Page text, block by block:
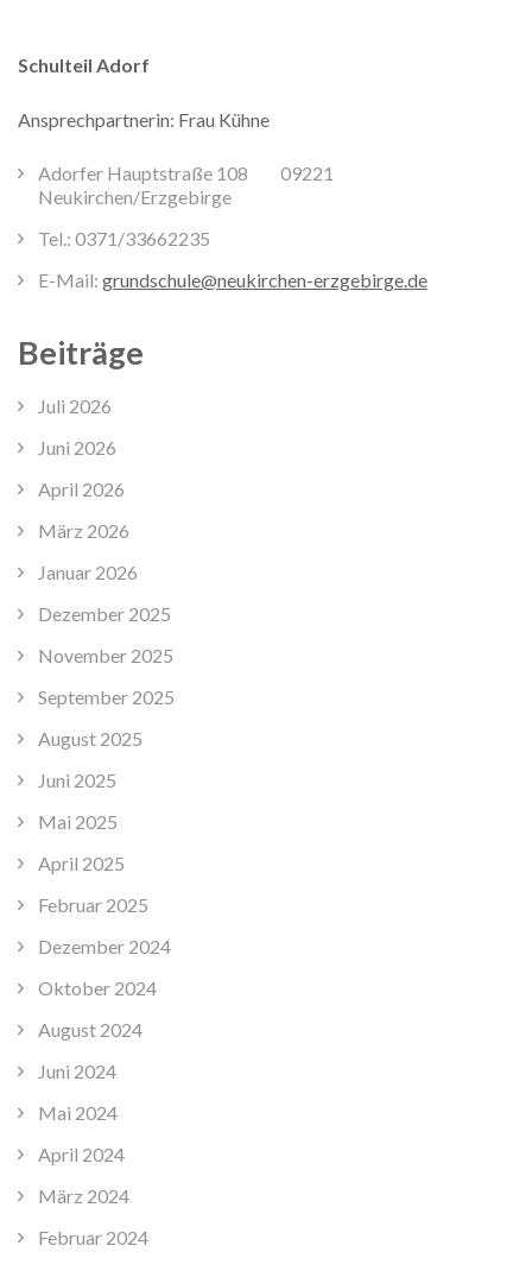
Schulteil Adorf
Ansprechpartnerin: Frau Kühne
Adorfer Hauptstraße 108 09221
Neukirchen/Erzgebirge
Tel.: 0371/33662235
E-Mail: grundschule@neukirchen-erzgebirge.de
Beiträge
Juli 2026
Juni 2026
April 2026
März 2026
Januar 2026
Dezember 2025
November 2025
September 2025
August 2025
Juni 2025
Mai 2025
April 2025
Februar 2025
Dezember 2024
Oktober 2024
August 2024
Juni 2024
Mai 2024
April 2024
März 2024
Februar 2024